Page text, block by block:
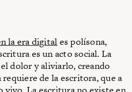
la era digitales polísona,
es un acto social. La
dolor y aliviarlo, creando
de la escritora, que a